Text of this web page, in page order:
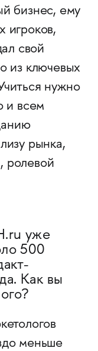
бизнес, ему
игроков,
свой
из ключевых
нужно
и всем
рынка,
ролевой
уже
500
Как вы
меньше